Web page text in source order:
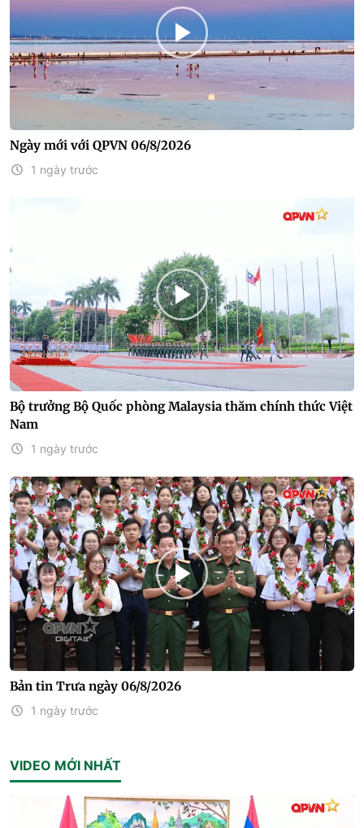
Ngày mới với QPVN 06/8/2026
1 ngày trước
Bộ trưởng Bộ Quốc phòng Malaysia thăm chính thức Việt
Nam
1 ngày trước
Bản tin Trưa ngày 06/8/2026
1 ngày trước
VIDEO MỚI NHẤT